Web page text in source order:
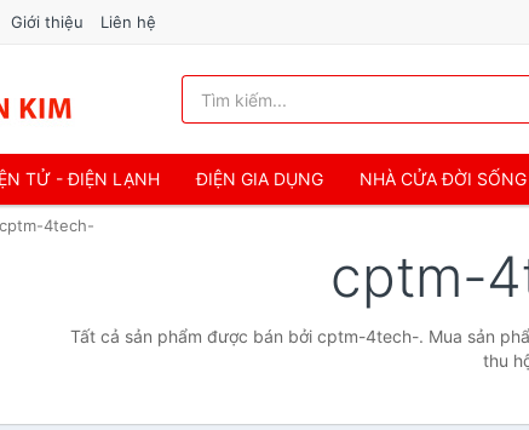
Giới thiệu Liên hệ
TỬ - ĐIỆN LẠNH ĐIỆN GIA DỤNG NHÀ CỬA ĐỜI SỐNG
cptm-4tech-
cptm-
Tất cả sản phẩm được bán bởi cptm-4tech-. Mua sản
thu